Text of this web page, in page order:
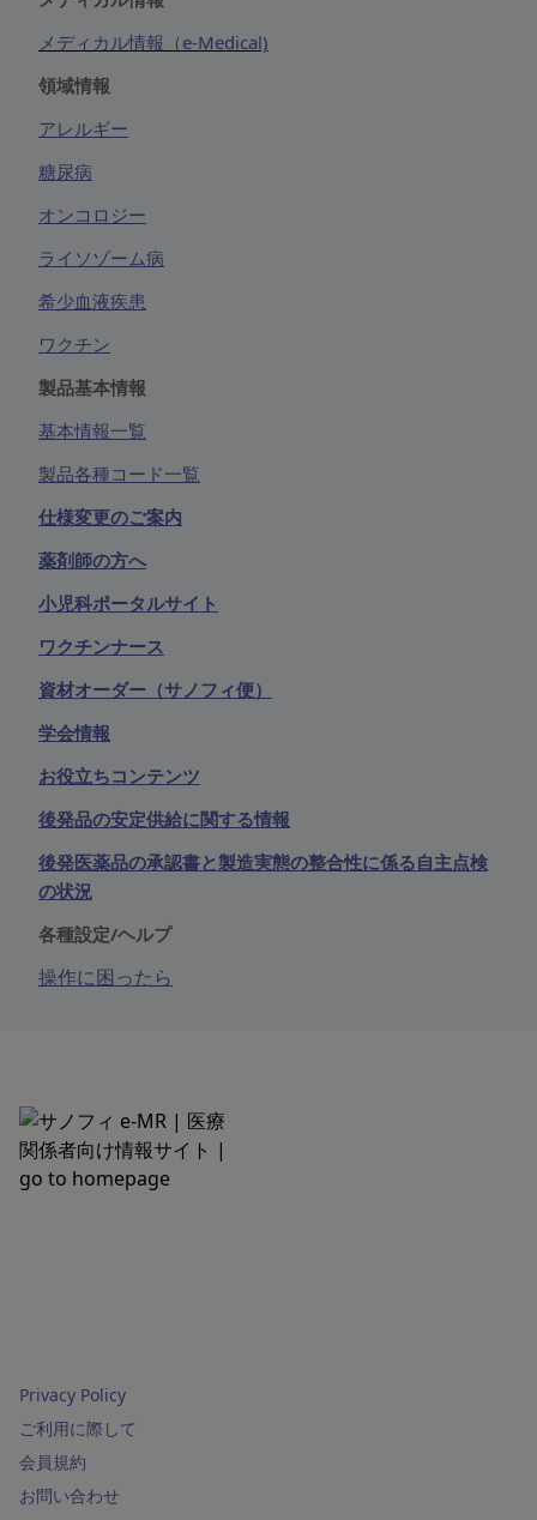
メディカル情報（e-Medical)
領域情報
アレルギー
糖尿病
オンコロジー
ライソゾーム病
希少血液疾患
ワクチン
製品基本情報
基本情報一覧
製品各種コード一覧
仕様変更のご案内
薬剤師の方へ
小児科ポータルサイト
ワクチンナース
資材オーダー（サノフィ便）
学会情報
お役立ちコンテンツ
後発品の安定供給に関する情報
後発医薬品の承認書と製造実態の整合性に係る自主点検
の状況
各種設定/ヘルプ
操作に困ったら
Privacy Policy
ご利用に際して
会員規約
お問い合わせ